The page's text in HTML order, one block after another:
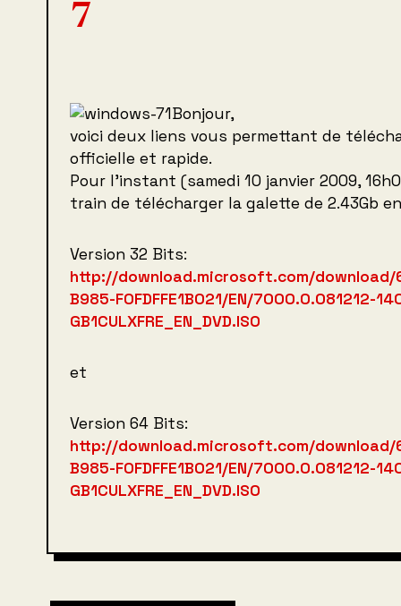
7
Bonjour,
voici deux liens vous permettant de
officielle et rapide.
Pour l’instant (samedi 10 janvier 2009,
train de télécharger la galette de 2.43Gb
Version 32 Bits:
http://download.microsoft.com/download/
B985-F0FDFFE1B021/EN/7000.0.081212-
GB1CULXFRE_EN_DVD.ISO
et
Version 64 Bits:
http://download.microsoft.com/download/
B985-F0FDFFE1B021/EN/7000.0.081212-
GB1CULXFRE_EN_DVD.ISO